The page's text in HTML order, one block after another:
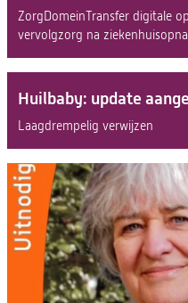
ZorgDomeinTransfer digitale
vervolgzorg na
Huilbaby: update
Laagdrempelig verwijzen